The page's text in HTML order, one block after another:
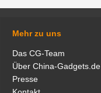
Mehr zu uns
Das CG-Team
Über China-Gadgets.de
Presse